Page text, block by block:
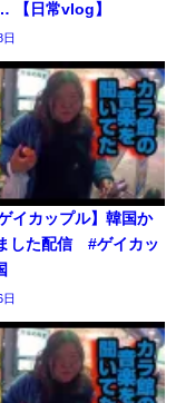
【日常vlog】
イカップル】韓国か
した配信 #ゲイカッ